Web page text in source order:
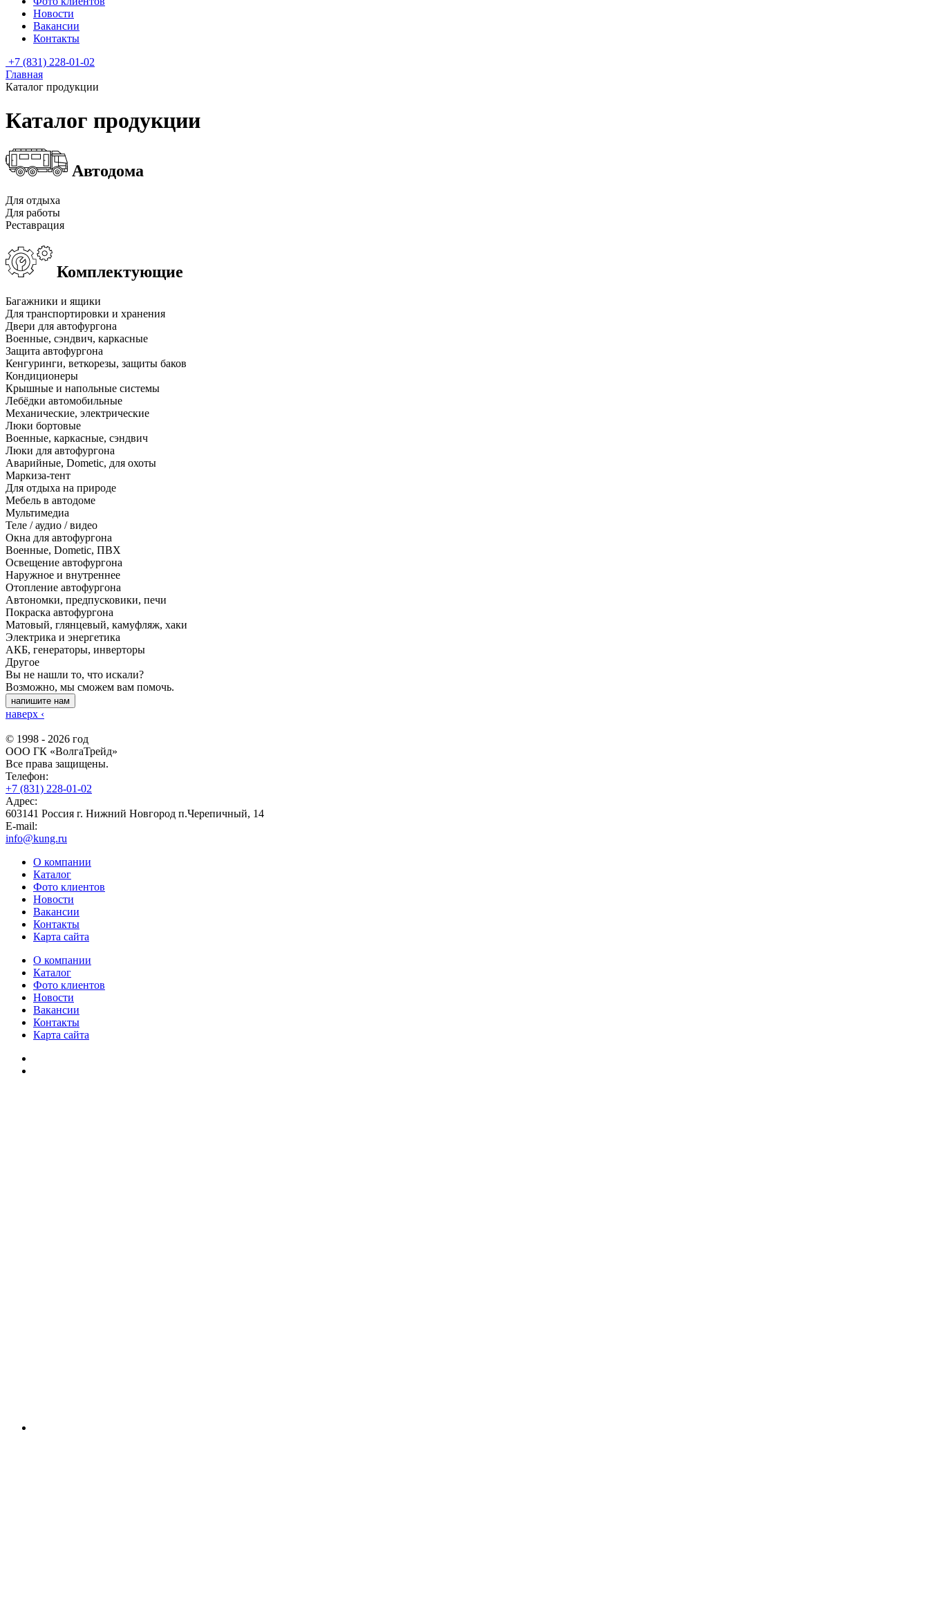
Новости
Вакансии
Контакты
+7 (831) 228-01-02
Главная
Каталог продукции
Каталог продукции
Автодома
Для отдыха
Для работы
Реставрация
Комплектующие
Багажники и ящики
Для транспортировки и хранения
Двери для автофургона
Военные, сэндвич, каркасные
Защита автофургона
Кенгуринги, веткорезы, защиты баков
Кондиционеры
Крышные и напольные системы
Лебёдки автомобильные
Механические, электрические
Люки бортовые
Военные, каркасные, сэндвич
Люки для автофургона
Аварийные, Dometic, для охоты
Маркиза-тент
Для отдыха на природе
Мебель в автодоме
Мультимедиа
Теле / аудио / видео
Окна для автофургона
Военные, Dometic, ПВХ
Освещение автофургона
Наружное и внутреннее
Отопление автофургона
Автономки, предпусковики, печи
Покраска автофургона
Матовый, глянцевый, камуфляж, хаки
Электрика и энергетика
АКБ, генераторы, инверторы
Другое
Вы не нашли то, что искали?
Возможно, мы сможем вам помочь.
напишите нам
наверх ‹
© 1998 - 2026 год
ООО ГК «ВолгаТрейд»
Все права защищены.
Телефон:
+7 (831) 228-01-02
Адрес:
603141 Россия г. Нижний Новгород п.Черепичный, 14
E-mail:
info@kung.ru
О компании
Каталог
Фото клиентов
Новости
Вакансии
Контакты
Карта сайта
О компании
Каталог
Фото клиентов
Новости
Вакансии
Контакты
Карта сайта